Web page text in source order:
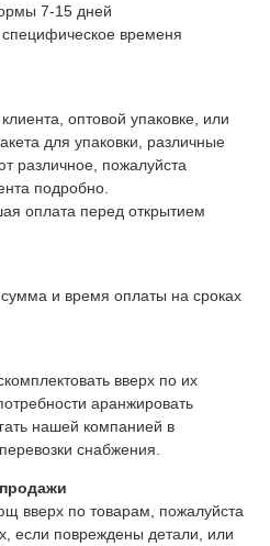
7-15 дней
временя
оптовой упаковке, или
для упаковки, различные
различное, пожалуйста
подробно.
оплата перед открытием
и время оплаты на сроках
вверх по их
аранжировать
нашей компанией в
снабжения.
вверх по товарам, пожалуйста
если повреждены детали, или